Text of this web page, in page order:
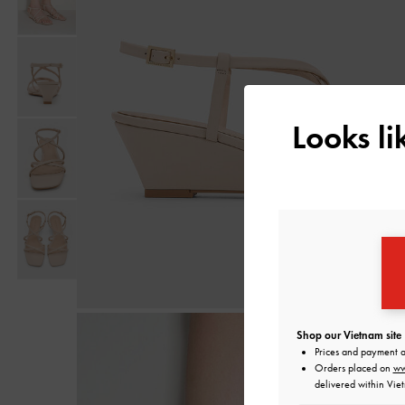
Looks
Shop our Vietnam site
Prices and payment
Orders placed on
delivered within